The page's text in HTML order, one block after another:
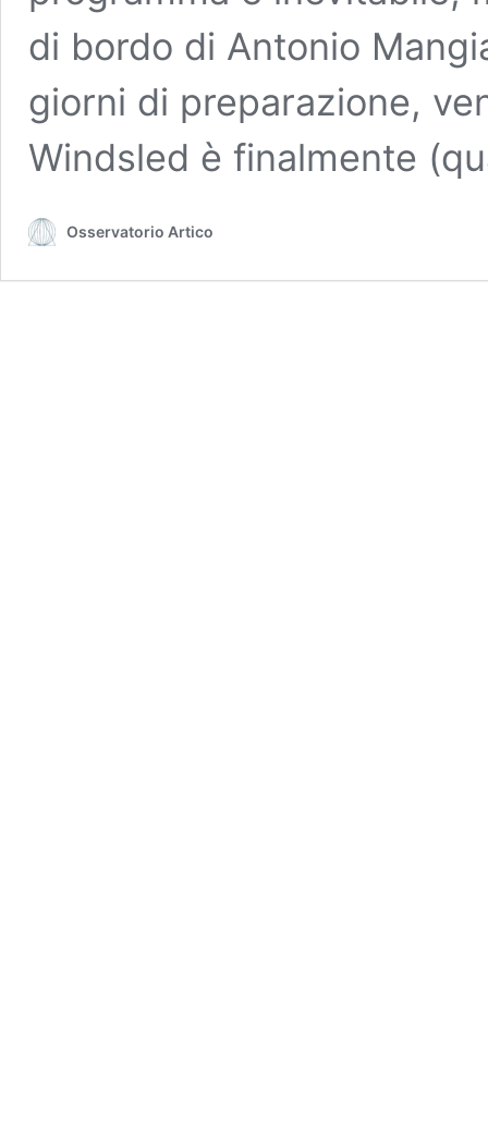
di bordo di Antonio
giorni di preparazione,
Windsled è finalmente
Osservatorio Artico